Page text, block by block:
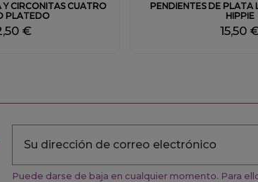
CIRCONITAS CUATRO
PLATEDO
€
PENDIENTES DE PLATA
HIPPIE
15,50
Puede darse de baja en cualquier momento. Para